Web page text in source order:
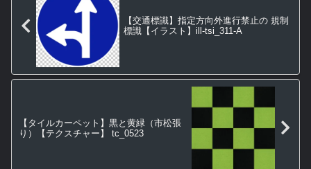
【交通標識】指定方向外進行禁止の 規制
標識【イラスト】ill-tsi_311-A
【タイルカーペット】黒と黄緑（市松張
り）【テクスチャー】 tc_0523